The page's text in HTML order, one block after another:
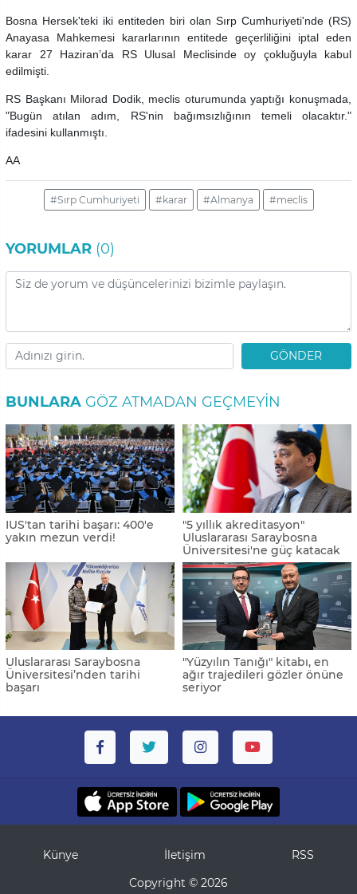
Bosna Hersek'teki iki entiteden biri olan Sırp Cumhuriyeti'nde (RS)
Anayasa Mahkemesi kararlarının entitede geçerliliğini iptal eden
karar 27 Haziran’da RS Ulusal Meclisinde oy çokluğuyla kabul
edilmişti.
RS Başkanı Milorad Dodik, meclis oturumunda yaptığı konuşmada,
"Bugün atılan adım, RS'nin bağımsızlığının temeli olacaktır."
ifadesini kullanmıştı.
AA
#Sırp Cumhuriyeti #karar #Almanya #meclis
YORUMLAR (0)
GÖNDER
BUNLARA GÖZ ATMADAN GEÇMEYIN
IUS'tan tarihi başarı: 400'e
yakın mezun verdi!
"5 yıllık akreditasyon"
Uluslararası Saraybosna
Üniversitesi'ne güç katacak
Uluslararası Saraybosna
Üniversitesi’nden tarihi
başarı
"Yüzyılın Tanığı" kitabı, en
ağır trajedileri gözler önüne
seriyor
Künye İletişim
RSS
Copyright © 2026